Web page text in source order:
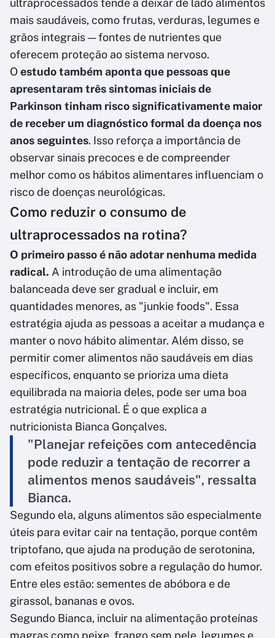
ultraprocessados tende a deixar de lado alimentos
mais saudáveis, como frutas, verduras, legumes e
grãos integrais — fontes de nutrientes que
oferecem proteção ao sistema nervoso.
Oestudo também aponta que pessoas que
apresentaram três sintomas iniciais de
Parkinson tinham risco significativamente maior
de receber um diagnóstico formal da doença nos
anos seguintes. Isso reforça a importância de
observar sinais precoces e de compreender
melhor como os hábitos alimentares influenciam o
risco de doenças neurológicas.
Como reduzir o consumo de
ultraprocessados na rotina?
O primeiro passo é não adotar nenhuma medida
radical. A introdução de uma alimentação
balanceada deve ser gradual e incluir, em
quantidades menores, as "junkie foods". Essa
estratégia ajuda as pessoas a aceitar a mudança e
manter o novo hábito alimentar. Além disso, se
permitir comer alimentos não saudáveis em dias
específicos, enquanto se prioriza uma dieta
equilibrada na maioria deles, pode ser uma boa
estratégia nutricional. É o que explica a
nutricionista Bianca Gonçalves.
"Planejar refeições com antecedência
pode reduzir a tentação de recorrer a
alimentos menos saudáveis", ressalta
Bianca.
Segundo ela, alguns alimentos são especialmente
úteis para evitar cair na tentação, porque contêm
triptofano, que ajuda na produção de serotonina,
com efeitos positivos sobre a regulação do humor.
Entre eles estão: sementes de abóbora e de
girassol, bananas e ovos.
Segundo Bianca, incluir na alimentação proteínas